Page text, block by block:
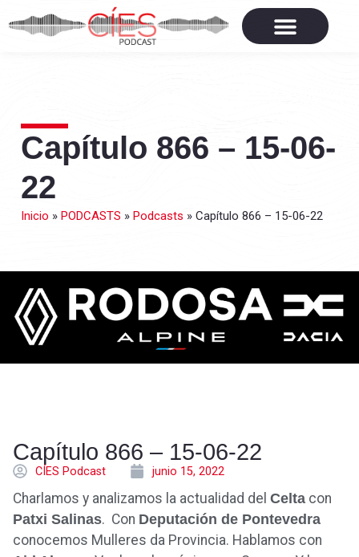
Capítulo 866 – 15-06-
22
Inicio » PODCASTS » Podcasts » Capítulo 866 – 15-06-22
Capítulo 866 – 15-06-22
CÍES Podcast junio 15, 2022
Charlamos y analizamos la actualidad del Celta con
Patxi Salinas. Con Deputación de Pontevedra
conocemos Mulleres da Provincia. Hablamos con